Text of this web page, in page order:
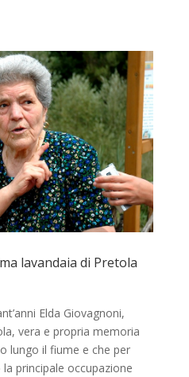
lavandaia di Pretola
Elda Giovagnoni,
vera e propria memoria
lungo il fiume e che per
principale occupazione